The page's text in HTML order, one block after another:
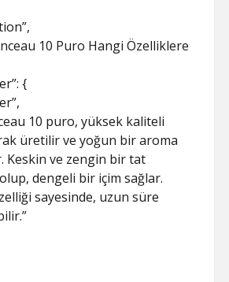
10 Puro Hangi Özelliklere
{
10 puro, yüksek kaliteli
üretilir ve yoğun bir aroma
Keskin ve zengin bir tat
dengeli bir içim sağlar.
sayesinde, uzun süre